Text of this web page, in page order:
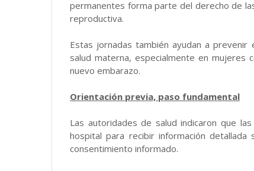
permanentes forma parte del derecho de
reproductiva.
Estas jornadas también ayudan a
salud materna, especialmente en mujeres
nuevo embarazo.
Orientación previa, paso fundamental
Las autoridades de salud indicaron que
hospital para recibir información
consentimiento informado.